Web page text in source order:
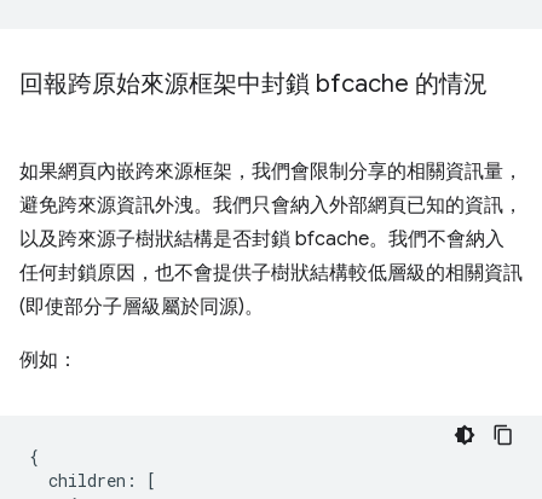
回報跨原始來源框架中封鎖 bfcache 的情況
如果網頁內嵌跨來源框架，我們會限制分享的相關資訊量，
避免跨來源資訊外洩。我們只會納入外部網頁已知的資訊，
以及跨來源子樹狀結構是否封鎖 bfcache。我們不會納入
任何封鎖原因，也不會提供子樹狀結構較低層級的相關資訊
(即使部分子層級屬於同源)。
例如：
{
children :
[